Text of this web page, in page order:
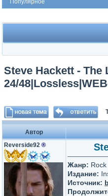
Популярное
Steve Hackett - The
24/
Автор
Reverside92 ®
Жанр: Rock
Издание:
Источник: